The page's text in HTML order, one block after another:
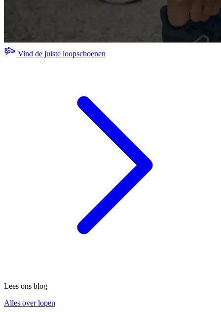
Vind de juiste loopschoenen
Lees ons blog
Alles over lopen